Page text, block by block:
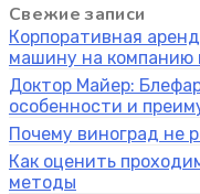
Свежие записи
Корпоративная
машину на компанию
Доктор Майер:
особенности и
Почему виноград не
Как оценить
методы